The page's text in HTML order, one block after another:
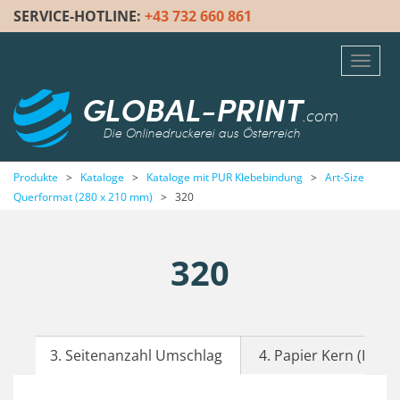
SERVICE-HOTLINE: +43 732 660 861
GLOBAL-PRINT.com
Die Onlinedruckerei aus Österreich
Produkte > Kataloge > Kataloge mit PUR Klebebindung > Art-Size
Querformat (280 x 210 mm) > 320
320
3. Seitenanzahl Umschlag 4. Papier Kern